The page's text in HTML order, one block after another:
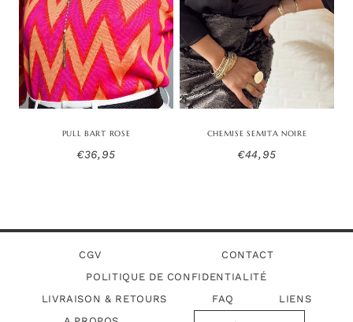
PULL BART ROSE
€36,95
CHEMISE SEMITA NOIRE
€44,95
CGV
CONTACT
POLITIQUE DE CONFIDENTIALITÉ
LIVRAISON & RETOURS
FAQ
LIENS